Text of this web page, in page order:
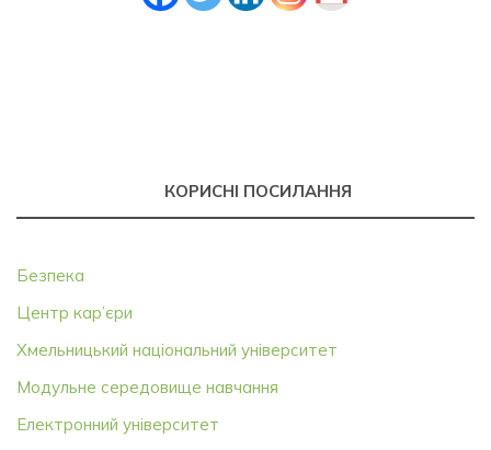
КОРИСНІ ПОСИЛАННЯ
Безпека
Центр кар’єри
Хмельницький національний університет
Модульне середовище навчання
Електронний університет